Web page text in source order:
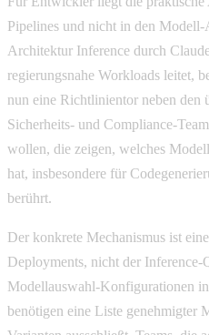
Pipelines und nicht in den Modell-
Architektur Inference durch
regierungsnahe Workloads leitet,
nun eine Richtlinientor neben
Sicherheits- und Compliance-
wollen, die zeigen, welches
hat, insbesondere für
berührt.
Der konkrete Mechanismus ist
Deployments, nicht der Inference-
Modellauswahl-Konfigurationen
benötigen eine Liste genehmigter